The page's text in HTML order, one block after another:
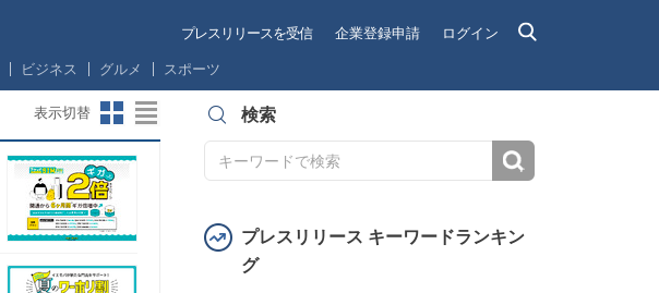
プレスリリースを受信 企業登録申請 ログイン
ビジネス グルメ スポーツ
表示切替 検索
プレスリリース キーワードランキン
グ